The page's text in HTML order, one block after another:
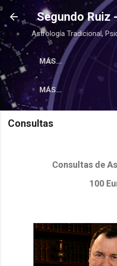
Ir al
Segundo Ruiz
Astrología Tradicional,
MÁS…
MÁS…
Consultas
Consultas de
100